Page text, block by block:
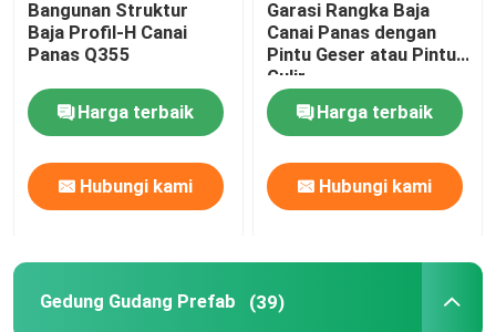
Bangunan Struktur
Baja Profil-H Canai
Panas Q355
Harga terbaik
Hubungi kami
Garasi Rangka Baja
Canai Panas dengan
Pintu Geser atau Pintu
Gulir
Harga terbaik
Hubungi kami
Gedung Gudang Prefab (39)